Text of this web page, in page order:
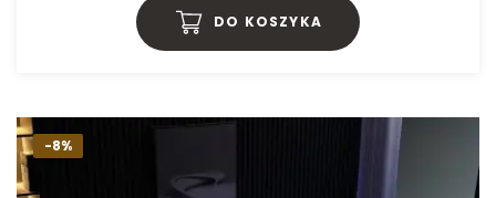
DO KOSZYKA
-8%